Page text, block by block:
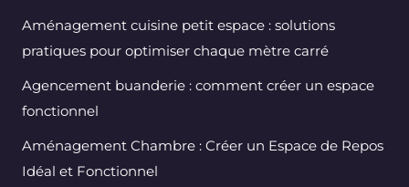
Aménagement cuisine petit espace : solutions
pratiques pour optimiser chaque mètre carré
Agencement buanderie : comment créer un espace
fonctionnel
Aménagement Chambre : Créer un Espace de Repos
Idéal et Fonctionnel